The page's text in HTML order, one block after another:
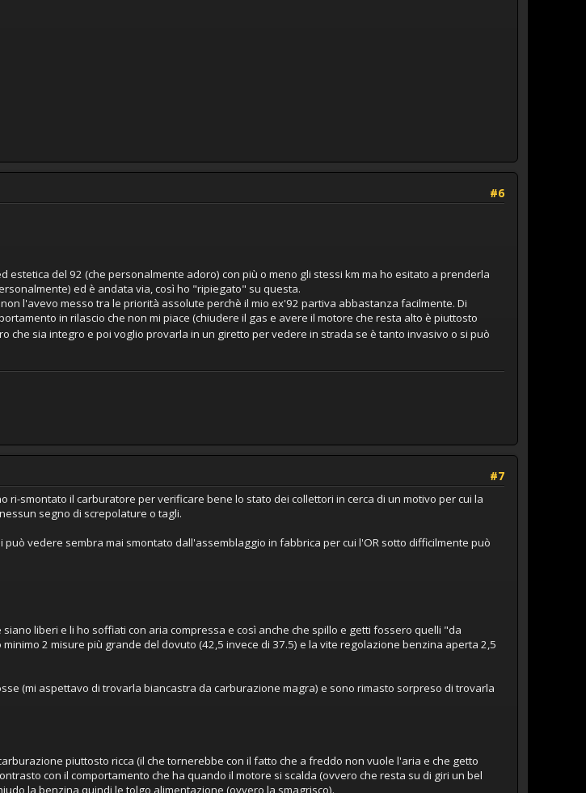
#6
estetica del 92 (che personalmente adoro) con più o meno gli stessi km ma ho esitato a prenderla
ed è andata via, così ho "ripiegato" su questa.
l'avevo messo tra le priorità assolute perchè il mio ex'92 partiva abbastanza facilmente. Di
in rilascio che non mi piace (chiudere il gas e avere il motore che resta alto è piuttosto
che sia integro e poi voglio provarla in un giretto per vedere in strada se è tanto invasivo o si può
#7
ri-smontato il carburatore per verificare bene lo stato dei collettori in cerca di un motivo per cui la
segno di screpolature o tagli.
vedere sembra mai smontato dall'assemblaggio in fabbrica per cui l'OR sotto difficilmente può
liberi e li ho soffiati con aria compressa e così anche che spillo e getti fossero quelli "da
2 misure più grande del dovuto (42,5 invece di 37.5) e la vite regolazione benzina aperta 2,5
(mi aspettavo di trovarla biancastra da carburazione magra) e sono rimasto sorpreso di trovarla
piuttosto ricca (il che tornerebbe con il fatto che a freddo non vuole l'aria e che getto
con il comportamento che ha quando il motore si scalda (ovvero che resta su di giri un bel
la benzina quindi le tolgo alimentazione (ovvero la smagrisco).